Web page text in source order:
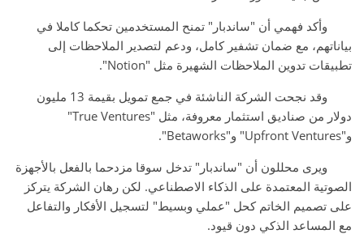
وأكد فهمي أن "ساندبار" تمنح المستخدمين تحكما كاملا في
بياناتهم، مع ضمان تشفير كامل، ودعم لتصدير الملاحظات إلى
تطبيقات تدوين الملاحظات الشهيرة مثل "Notion".
وقد نجحت الشركة الناشئة في جمع تمويل بقيمة 13 مليون
دولار من صناديق استثمار معروفة، مثل "True Ventures"
و"Upfront Ventures" و"Betaworks".
ويرى محللون أن "ساندبار" تدخل سوقا مزدحما بالفعل بالأجهزة
الصوتية المعتمدة على الذكاء الاصطناعي. لكن رهان الشركة يتركز
على تصميم الخاتم كحل "عملي وبسيط" لتسجيل الأفكار والتفاعل
مع المساعد الذكي دون قيود.